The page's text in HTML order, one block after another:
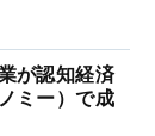
が認知経済
ミー）で成